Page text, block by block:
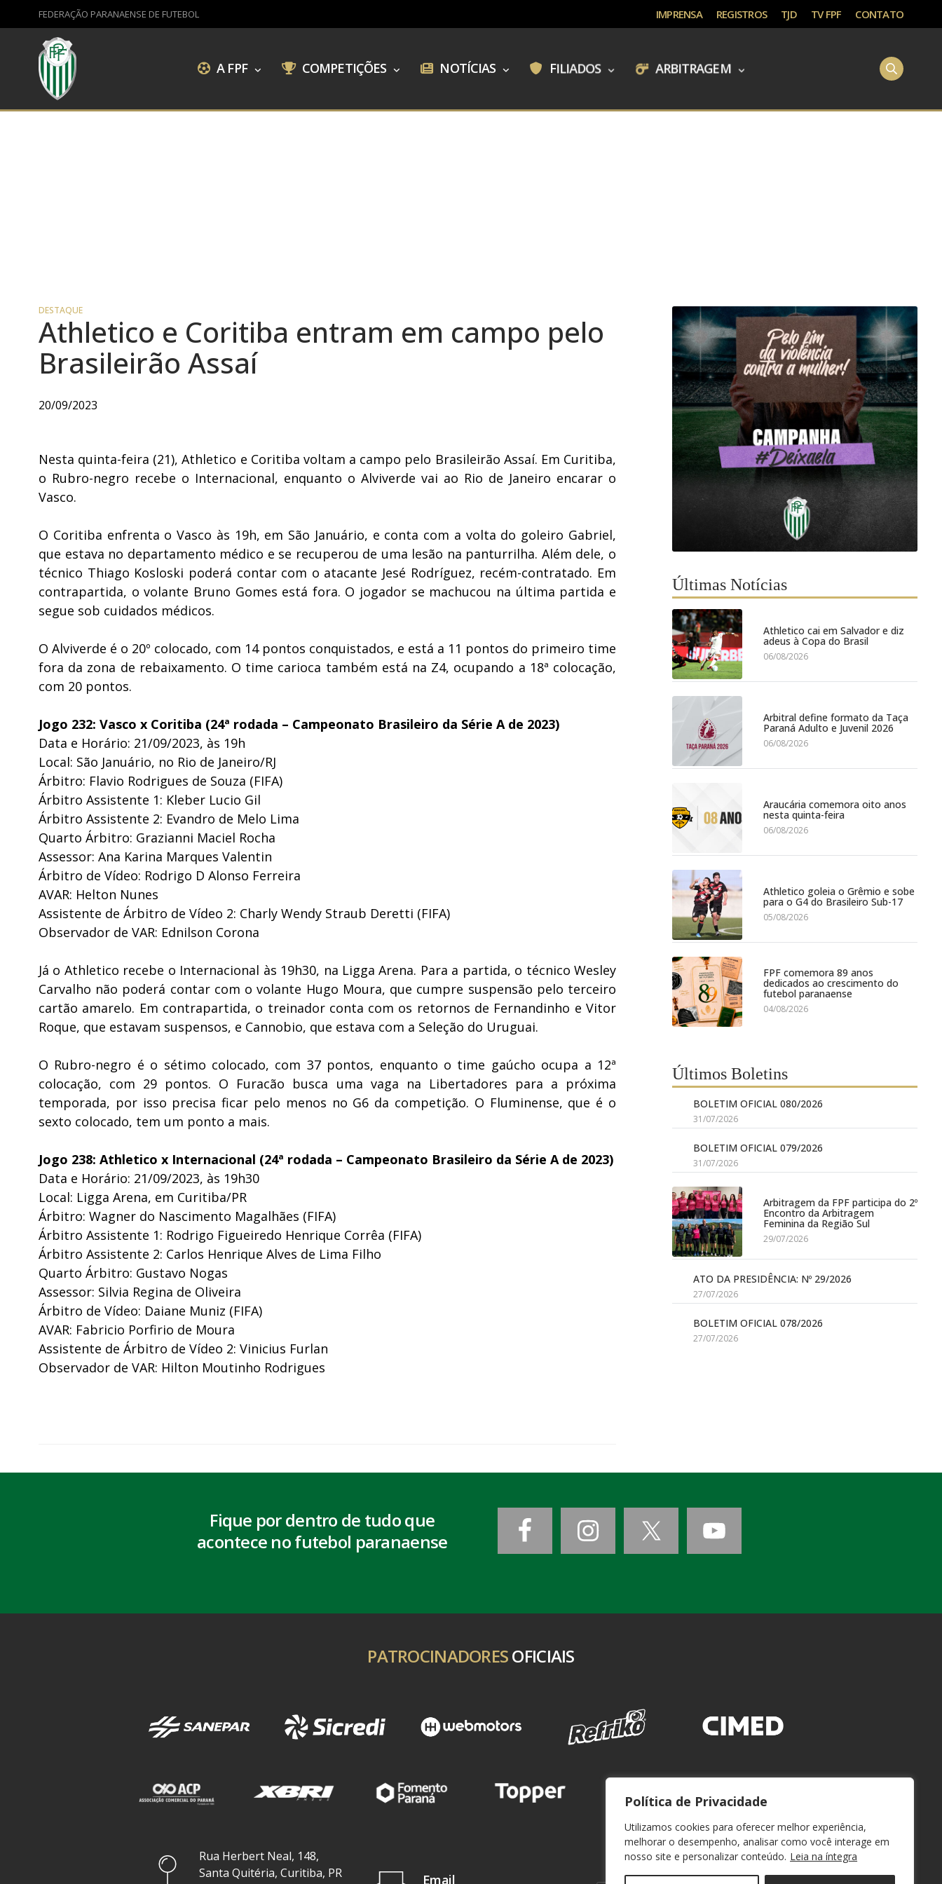
Política de Privacidade
Utilizamos cookies para oferecer melhor experiência,
melhorar o desempenho, analisar como você interage em
nosso site e personalizar conteúdo. Leia na íntegra
FEDERAÇÃO PARANAENSE DE FUTEBOL IMPRENSA REGISTROS TJD TV FPF CONTATO
A FPF COMPETIÇÕES NOTÍCIAS FILIADOS ARBITRAGEM
DESTAQUE
Athletico e Coritiba entram em campo pelo
Brasileirão Assaí
20/09/2023
Nesta quinta-feira (21), Athletico e Coritiba voltam a campo pelo Brasileirão Assaí. Em Curitiba,
o Rubro-negro recebe o Internacional, enquanto o Alviverde vai ao Rio de Janeiro encarar o
Vasco.
O Coritiba enfrenta o Vasco às 19h, em São Januário, e conta com a volta do goleiro Gabriel,
que estava no departamento médico e se recuperou de uma lesão na panturrilha. Além dele, o
técnico Thiago Kosloski poderá contar com o atacante Jesé Rodríguez, recém-contratado. Em
contrapartida, o volante Bruno Gomes está fora. O jogador se machucou na última partida e
segue sob cuidados médicos.
O Alviverde é o 20º colocado, com 14 pontos conquistados, e está a 11 pontos do primeiro time
fora da zona de rebaixamento. O time carioca também está na Z4, ocupando a 18ª colocação,
com 20 pontos.
Jogo 232: Vasco x Coritiba (24ª rodada – Campeonato Brasileiro da Série A de 2023)
Data e Horário: 21/09/2023, às 19h
Local: São Januário, no Rio de Janeiro/RJ
Árbitro: Flavio Rodrigues de Souza (FIFA)
Árbitro Assistente 1: Kleber Lucio Gil
Árbitro Assistente 2: Evandro de Melo Lima
Quarto Árbitro: Grazianni Maciel Rocha
Assessor: Ana Karina Marques Valentin
Árbitro de Vídeo: Rodrigo D Alonso Ferreira
AVAR: Helton Nunes
Assistente de Árbitro de Vídeo 2: Charly Wendy Straub Deretti (FIFA)
Observador de VAR: Ednilson Corona
Já o Athletico recebe o Internacional às 19h30, na Ligga Arena. Para a partida, o técnico Wesley
Carvalho não poderá contar com o volante Hugo Moura, que cumpre suspensão pelo terceiro
cartão amarelo. Em contrapartida, o treinador conta com os retornos de Fernandinho e Vitor
Roque, que estavam suspensos, e Cannobio, que estava com a Seleção do Uruguai.
O Rubro-negro é o sétimo colocado, com 37 pontos, enquanto o time gaúcho ocupa a 12ª
colocação, com 29 pontos. O Furacão busca uma vaga na Libertadores para a próxima
temporada, por isso precisa ficar pelo menos no G6 da competição. O Fluminense, que é o
sexto colocado, tem um ponto a mais.
Jogo 238: Athletico x Internacional (24ª rodada – Campeonato Brasileiro da Série A de 2023)
Data e Horário: 21/09/2023, às 19h30
Local: Ligga Arena, em Curitiba/PR
Árbitro: Wagner do Nascimento Magalhães (FIFA)
Árbitro Assistente 1: Rodrigo Figueiredo Henrique Corrêa (FIFA)
Árbitro Assistente 2: Carlos Henrique Alves de Lima Filho
Quarto Árbitro: Gustavo Nogas
Assessor: Silvia Regina de Oliveira
Árbitro de Vídeo: Daiane Muniz (FIFA)
AVAR: Fabricio Porfirio de Moura
Assistente de Árbitro de Vídeo 2: Vinicius Furlan
Observador de VAR: Hilton Moutinho Rodrigues
Últimas Notícias
Athletico cai em Salvador e diz
adeus à Copa do Brasil
06/08/2026
Arbitral define formato da Taça
Paraná Adulto e Juvenil 2026
06/08/2026
Araucária comemora oito anos
nesta quinta-feira
06/08/2026
Athletico goleia o Grêmio e sobe
para o G4 do Brasileiro Sub-17
05/08/2026
FPF comemora 89 anos
dedicados ao crescimento do
futebol paranaense
04/08/2026
Últimos Boletins
BOLETIM OFICIAL 080/2026
31/07/2026
BOLETIM OFICIAL 079/2026
31/07/2026
Arbitragem da FPF participa do 2º
Encontro da Arbitragem
Feminina da Região Sul
29/07/2026
ATO DA PRESIDÊNCIA: Nº 29/2026
27/07/2026
BOLETIM OFICIAL 078/2026
27/07/2026
Fique por dentro de tudo que
acontece no futebol paranaense
PATROCINADORESOFICIAIS
Rua Herbert Neal, 148,
Santa Quitéria, Curitiba, PR
Email